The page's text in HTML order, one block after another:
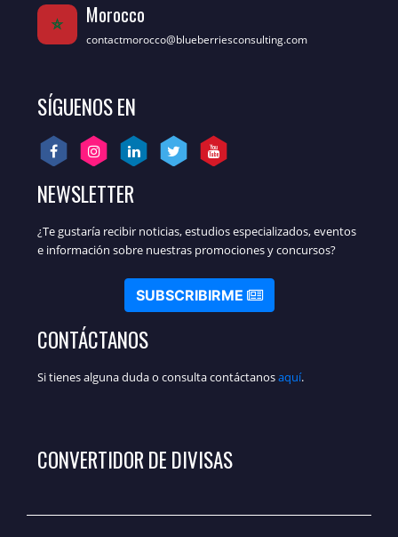
Morocco
contactmorocco@blueberriesconsulting.com
SÍGUENOS EN
NEWSLETTER
¿Te gustaría recibir noticias, estudios especializados, eventos
e información sobre nuestras promociones y concursos?
SUBSCRIBIRME
CONTÁCTANOS
Si tienes alguna duda o consulta contáctanosaquí.
CONVERTIDOR DE DIVISAS